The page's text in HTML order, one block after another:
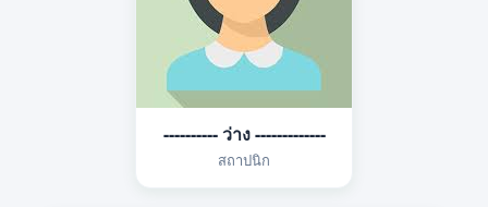
---------- ว่าง -------------
สถาปนิก